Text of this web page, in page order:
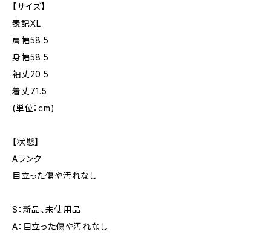
【サイズ】
表記XL
肩幅58.5
身幅58.5
袖丈20.5
着丈71.5
(単位：cm)
【状態】
Aランク
目立った傷や汚れなし
S：新品、未使用品
A：目立った傷や汚れなし